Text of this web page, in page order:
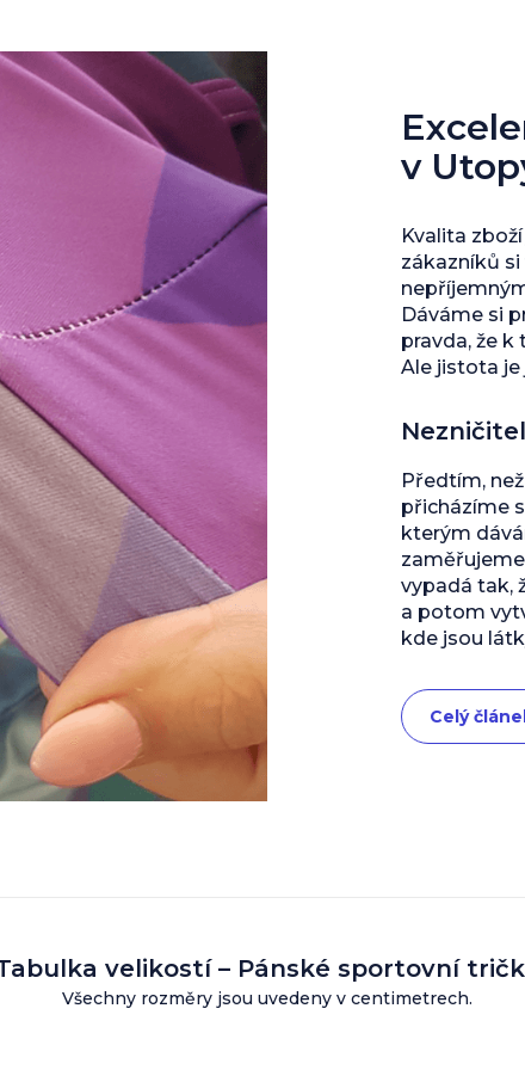
velikostí – Pánské sportovní
Všechny rozměry jsou uvedeny v centimetrech.
v
Kvalita
zákazníků
Dáváme si
pravda, že
Ale jistota
Předtím,
přicházíme
kterým
vypadá tak,
a potom
kde jsou
Celý